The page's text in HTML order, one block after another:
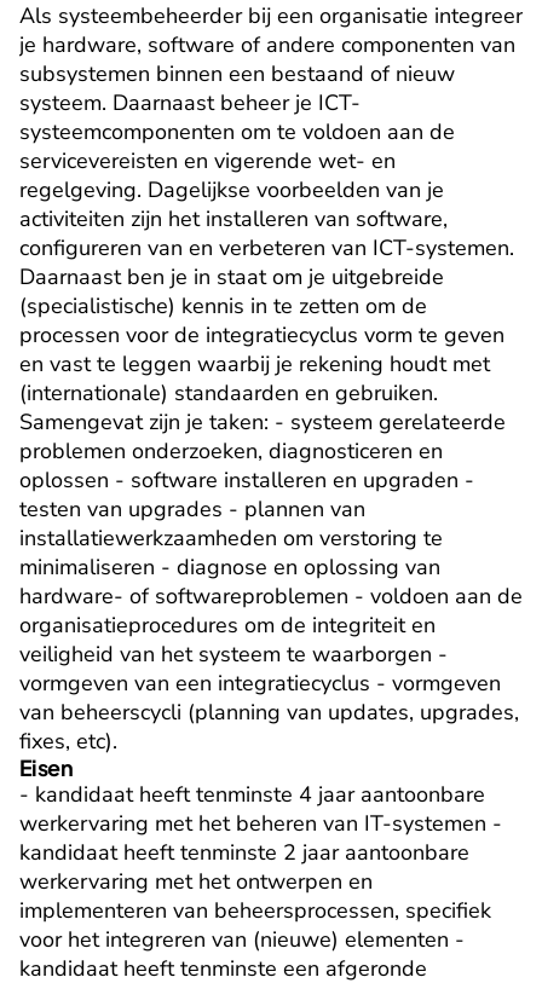
Als systeembeheerder bij een organisatie integreer
je hardware, software of andere componenten van
subsystemen binnen een bestaand of nieuw
systeem. Daarnaast beheer je ICT-
systeemcomponenten om te voldoen aan de
servicevereisten en vigerende wet- en
regelgeving. Dagelijkse voorbeelden van je
activiteiten zijn het installeren van software,
configureren van en verbeteren van ICT-systemen.
Daarnaast ben je in staat om je uitgebreide
(specialistische) kennis in te zetten om de
processen voor de integratiecyclus vorm te geven
en vast te leggen waarbij je rekening houdt met
(internationale) standaarden en gebruiken.
Samengevat zijn je taken: - systeem gerelateerde
problemen onderzoeken, diagnosticeren en
oplossen - software installeren en upgraden -
testen van upgrades - plannen van
installatiewerkzaamheden om verstoring te
minimaliseren - diagnose en oplossing van
hardware- of softwareproblemen - voldoen aan de
organisatieprocedures om de integriteit en
veiligheid van het systeem te waarborgen -
vormgeven van een integratiecyclus - vormgeven
van beheerscycli (planning van updates, upgrades,
fixes, etc).
Eisen
- kandidaat heeft tenminste 4 jaar aantoonbare
werkervaring met het beheren van IT-systemen -
kandidaat heeft tenminste 2 jaar aantoonbare
werkervaring met het ontwerpen en
implementeren van beheersprocessen, specifiek
voor het integreren van (nieuwe) elementen -
kandidaat heeft tenminste een afgeronde